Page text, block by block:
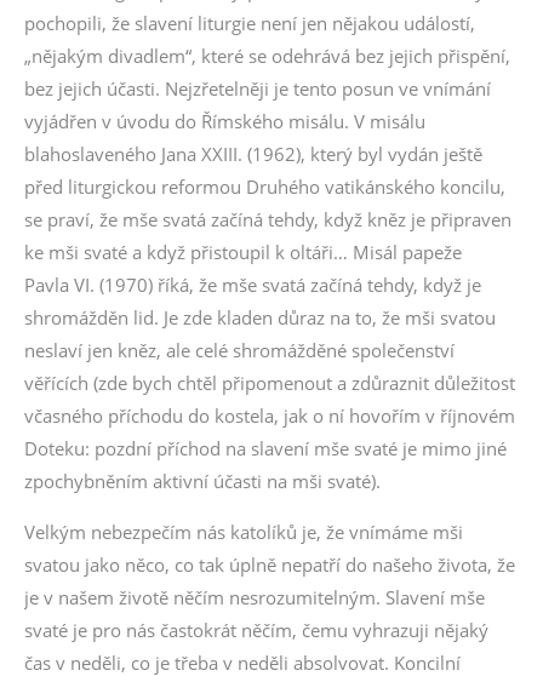
pochopili, že slavení liturgie není jen nějakou událostí,
„nějakým divadlem“, které se odehrává bez jejich přispění,
bez jejich účasti. Nejzřetelněji je tento posun ve vnímání
vyjádřen v úvodu do Římského misálu. V misálu
blahoslaveného Jana XXIII. (1962), který byl vydán ještě
před liturgickou reformou Druhého vatikánského koncilu,
se praví, že mše svatá začíná tehdy, když kněz je připraven
ke mši svaté a když přistoupil k oltáři… Misál papeže
Pavla VI. (1970) říká, že mše svatá začíná tehdy, když je
shromážděn lid. Je zde kladen důraz na to, že mši svatou
neslaví jen kněz, ale celé shromážděné společenství
věřících (zde bych chtěl připomenout a zdůraznit důležitost
včasného příchodu do kostela, jak o ní hovořím v říjnovém
Doteku: pozdní příchod na slavení mše svaté je mimo jiné
zpochybněním aktivní účasti na mši svaté).
Velkým nebezpečím nás katolíků je, že vnímáme mši
svatou jako něco, co tak úplně nepatří do našeho života, že
je v našem životě něčím nesrozumitelným. Slavení mše
svaté je pro nás častokrát něčím, čemu vyhrazuji nějaký
čas v neděli, co je třeba v neděli absolvovat. Koncilní